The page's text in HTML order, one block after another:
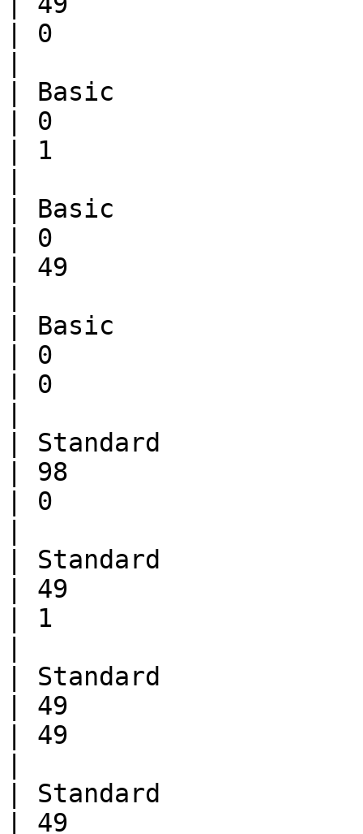
| 0
| Basic
| 0
| 1
| Basic
| 0
| 49
| Basic                |
| 0
| 0
| Standard
| 98
| 0
| Standard
| 49
| 1
| Standard
| 49
| 49
| Standard
| 49